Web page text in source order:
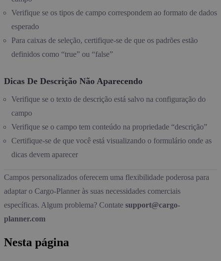
Verifique se os tipos de campo correspondem ao formato de dados
esperado
Para caixas de seleção, certifique-se de que os padrões estão
definidos como “true” ou “false”
Dicas De Descrição Não Aparecendo
Verifique se o texto de descrição está salvo na configuração do
campo
Verifique se o campo tem conteúdo na propriedade “descrição”
Certifique-se de que você está visualizando o formulário onde as
dicas devem aparecer
Campos personalizados oferecem uma flexibilidade poderosa para
adaptar o Cargo-Planner às suas necessidades comerciais
específicas. Algum problema? Contate support@cargo-
planner.com
Nesta página